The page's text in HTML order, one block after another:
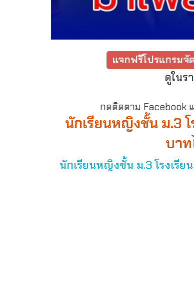
แจกฟรีโปรแกรมจั
ดูในร
กดติดตาม Facebook
นักเรียนหญิงชั้น ม.3
บาท
นักเรียนหญิงชั้น ม.3 โรงเรี